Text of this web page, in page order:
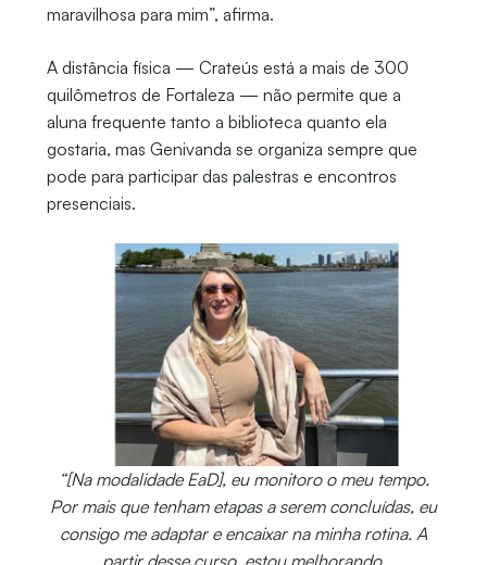
maravilhosa para mim”, afirma.
A distância física — Crateús está a mais de 300
quilômetros de Fortaleza — não permite que a
aluna frequente tanto a biblioteca quanto ela
gostaria, mas Genivanda se organiza sempre que
pode para participar das palestras e encontros
presenciais.
“[Na modalidade EaD], eu monitoro o meu tempo.
Por mais que tenham etapas a serem concluídas, eu
consigo me adaptar e encaixar na minha rotina. A
partir desse curso, estou melhorando,